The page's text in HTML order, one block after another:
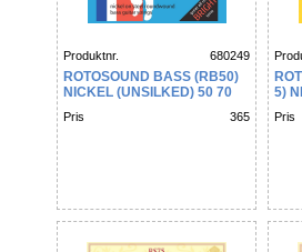
Produktnr. 680249
ROTOSOUND BASS (RB50)
NICKEL (UNSILKED) 50 70
Pris 365
5)
Pris